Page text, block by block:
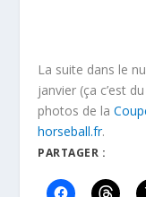
La suite dans le
janvier (ça c’est
photos de la
horseball.fr.
PARTAGER :